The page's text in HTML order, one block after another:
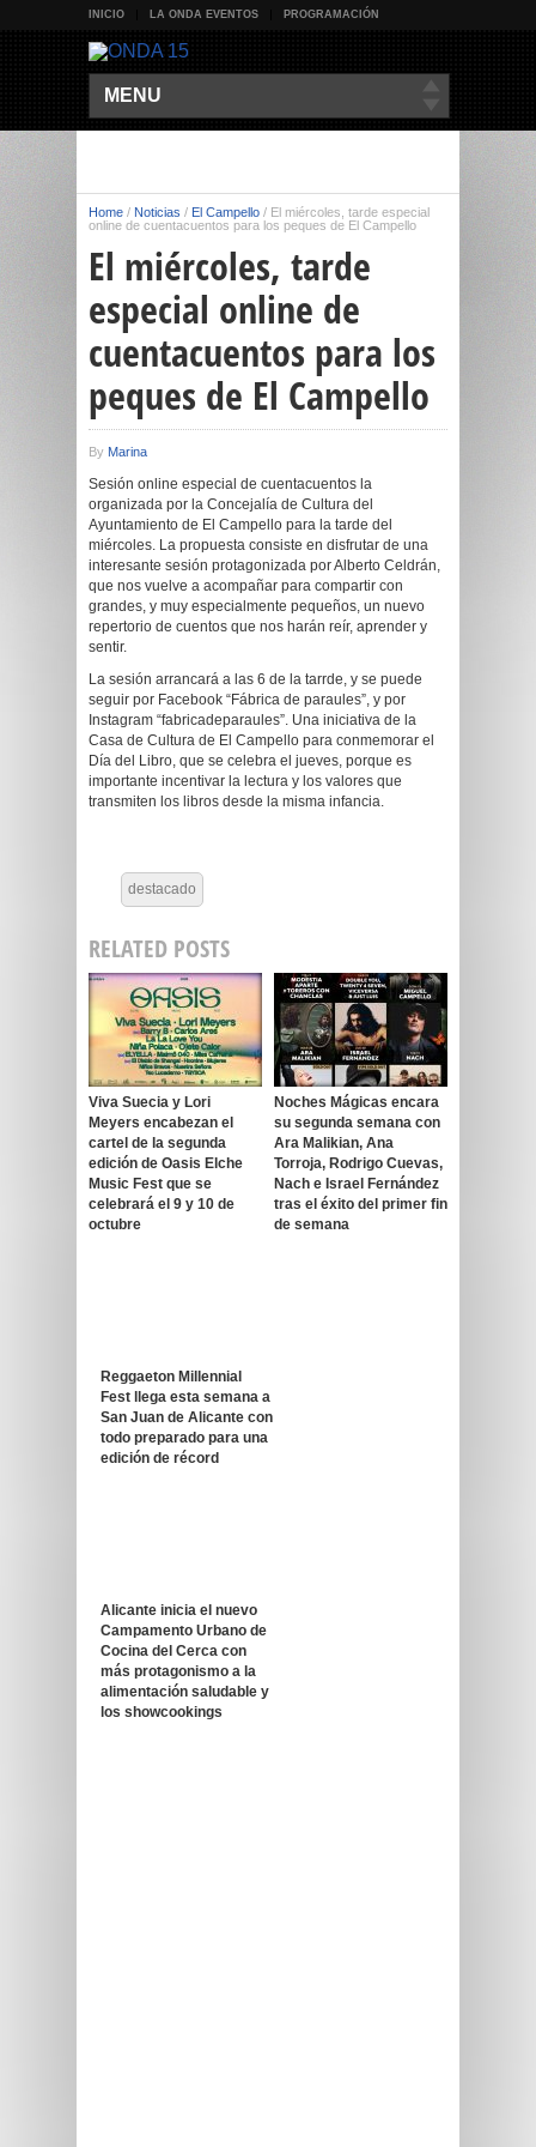
INICIO LA ONDA EVENTOS PROGRAMACIÓN
MENU
Home / Noticias / El Campello / El miércoles, tarde especial
online de cuentacuentos para los peques de El Campello
El miércoles, tarde
especial online de
cuentacuentos para los
peques de El Campello
By Marina
Sesión online especial de cuentacuentos la
organizada por la Concejalía de Cultura del
Ayuntamiento de El Campello para la tarde del
miércoles. La propuesta consiste en disfrutar de una
interesante sesión protagonizada por Alberto Celdrán,
que nos vuelve a acompañar para compartir con
grandes, y muy especialmente pequeños, un nuevo
repertorio de cuentos que nos harán reír, aprender y
sentir.
La sesión arrancará a las 6 de la tarrde, y se puede
seguir por Facebook “Fábrica de paraules”, y por
Instagram “fabricadeparaules”. Una iniciativa de la
Casa de Cultura de El Campello para conmemorar el
Día del Libro, que se celebra el jueves, porque es
importante incentivar la lectura y los valores que
transmiten los libros desde la misma infancia.
destacado
RELATED POSTS
Viva Suecia y Lori
Meyers encabezan el
cartel de la segunda
edición de Oasis Elche
Music Fest que se
celebrará el 9 y 10 de
octubre
Noches Mágicas encara
su segunda semana con
Ara Malikian, Ana
Torroja, Rodrigo Cuevas,
Nach e Israel Fernández
tras el éxito del primer fin
de semana
Reggaeton Millennial
Fest llega esta semana a
San Juan de Alicante con
todo preparado para una
edición de récord
Alicante inicia el nuevo
Campamento Urbano de
Cocina del Cerca con
más protagonismo a la
alimentación saludable y
los showcookings